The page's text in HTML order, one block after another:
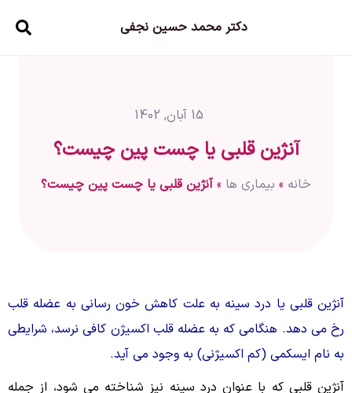
دکتر محمد حسین نجفی
15 آبان, 1402
آنژین قلبی یا چست پین چیست؟
خانه » بیماری ها »آنژین قلبی یا چست پین چیست؟
آنژین قلبی یا درد سینه به علت کاهش خون رسانی به عضله قلب
رخ می دهد. هنگامی که به عضله قلب اکسیژن کافی نرسد، شرایطی
به نام ایسکمی (کم اکسیژنی) به وجود می آید.
آنژین قلبی که با عنوان درد سینه نیز شناخته می شود، از جمله